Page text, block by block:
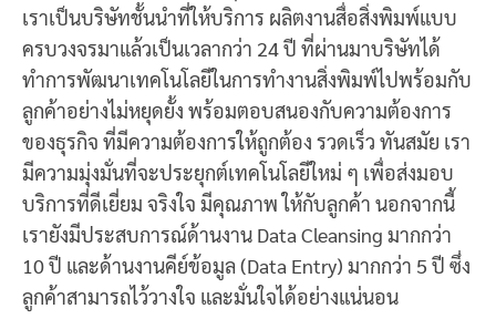
เราเป็นบริษัทชั้นนำที่ให้บริการ ผลิตงานสื่อสิ่งพิมพ์แบบ
ครบวงจรมาแล้วเป็นเวลากว่า 24 ปี ที่ผ่านมาบริษัทได้
ทำการพัฒนาเทคโนโลยีในการทำงานสิ่งพิมพ์ไปพร้อมกับ
ลูกค้าอย่างไม่หยุดยั้ง พร้อมตอบสนองกับความต้องการ
ของธุรกิจ ที่มีความต้องการให้ถูกต้อง รวดเร็ว ทันสมัย เรา
มีความมุ่งมั่นที่จะประยุกต์เทคโนโลยีใหม่ ๆ เพื่อส่งมอบ
บริการที่ดีเยี่ยม จริงใจ มีคุณภาพ ให้กับลูกค้า นอกจากนี้
เรายังมีประสบการณ์ด้านงาน Data Cleansing มากกว่า
10 ปี และด้านงานคีย์ข้อมูล (Data Entry) มากกว่า 5 ปี ซึ่ง
ลูกค้าสามารถไว้วางใจ และมั่นใจได้อย่างแน่นอน